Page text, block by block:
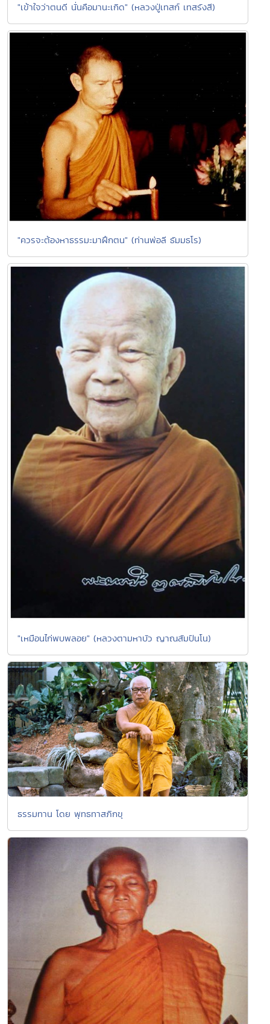
"เข้าใจว่าตนดี นั่นคือมานะเกิด" (หลวงปู่เทสก์ เทสรังสี)
"ควรจะต้องหาธรรมะมาฝึกตน" (ท่านพ่อลี ธัมมธโร)
"เหมือนไก่พบพลอย" (หลวงตามหาบัว ญาณสัมปันโน)
ธรรมทาน โดย พุทธทาสภิกขุ